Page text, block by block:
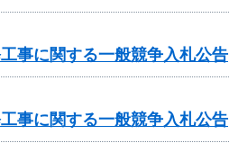
事に関する一般競争入札公告
事に関する一般競争入札公告